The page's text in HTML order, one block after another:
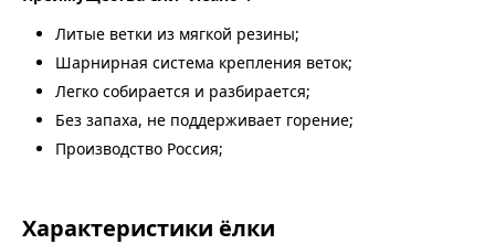
Литые ветки из мягкой резины;
Шарнирная система крепления веток;
Легко собирается и разбирается;
Без запаха, не поддерживает горение;
Производство Россия;
Характеристики ёлки